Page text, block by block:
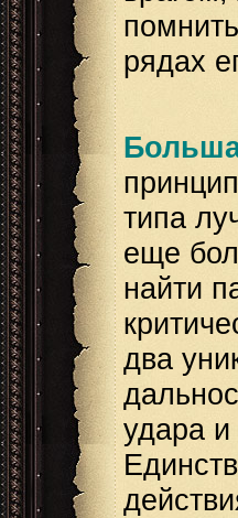
рядах
типа
еще
найти
два
удара и